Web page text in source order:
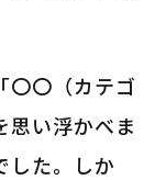
〇〇（カテゴ
思い浮かべま
した。しか